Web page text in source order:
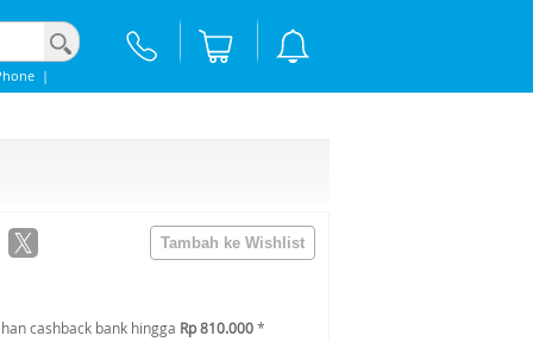
|
cashback bank hingga Rp 810.000*